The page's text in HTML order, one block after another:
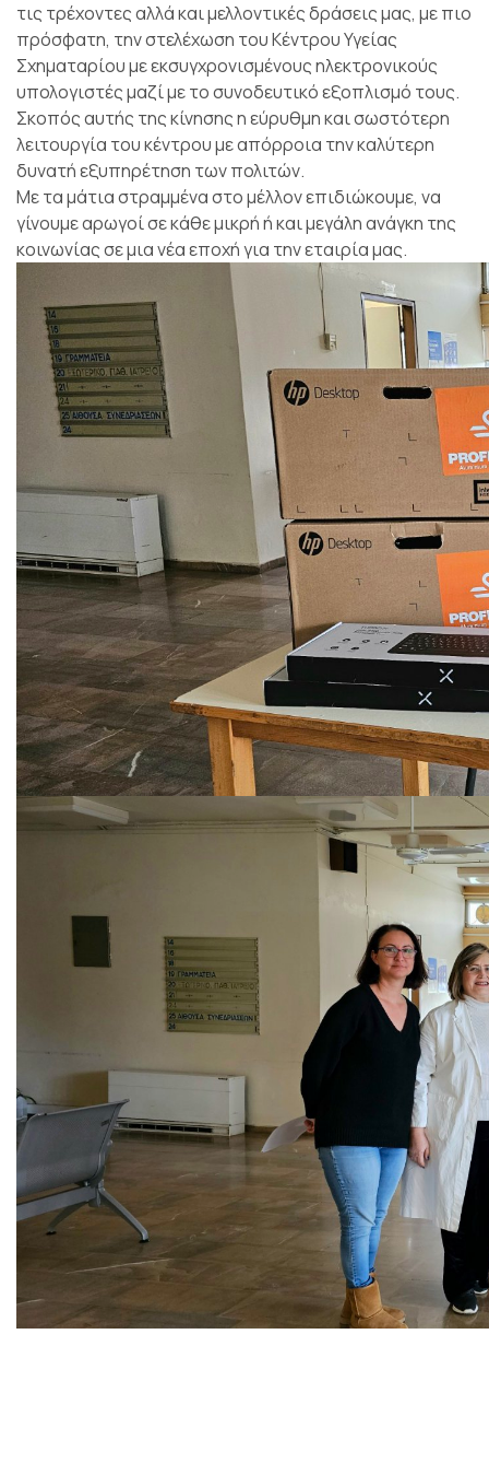
τις τρέχοντες αλλά και μελλοντικές δράσεις μας, με πιο
πρόσφατη, την στελέχωση του Κέντρου Υγείας
Σχηματαρίου με εκσυγχρονισμένους ηλεκτρονικούς
υπολογιστές μαζί με το συνοδευτικό εξοπλισμό τους.
Σκοπός αυτής της κίνησης η εύρυθμη και σωστότερη
λειτουργία του κέντρου με απόρροια την καλύτερη
δυνατή εξυπηρέτηση των πολιτών.
Με τα μάτια στραμμένα στο μέλλον επιδιώκουμε, να
γίνουμε αρωγοί σε κάθε μικρή ή και μεγάλη ανάγκη της
κοινωνίας σε μια νέα εποχή για την εταιρία μας.